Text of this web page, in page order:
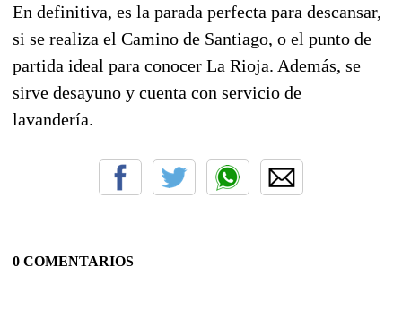
En definitiva, es la parada perfecta para descansar,
si se realiza el Camino de Santiago, o el punto de
partida ideal para conocer La Rioja. Además, se
sirve desayuno y cuenta con servicio de
lavandería.
0 COMENTARIOS